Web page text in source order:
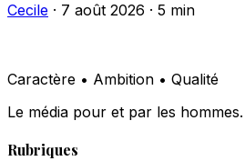
Cecile · 7 août 2026 · 5 min
Caractère • Ambition • Qualité
Le média pour et par les hommes.
Rubriques